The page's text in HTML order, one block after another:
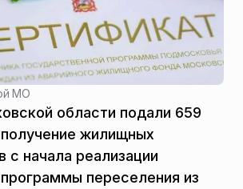
МО
области подали 659
получение жилищных
с начала реализации
переселения из